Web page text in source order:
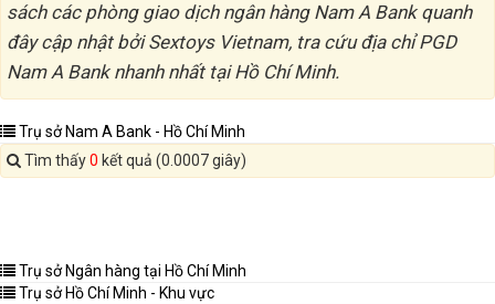
sách các phòng giao dịch ngân hàng Nam A Bank quanh
đây cập nhật bởi Sextoys Vietnam, tra cứu địa chỉ PGD
Nam A Bank nhanh nhất tại Hồ Chí Minh.
Trụ sở Nam A Bank - Hồ Chí Minh
Tìm thấy0 kết quả (0.0007 giây)
Trụ sở Ngân hàng tại Hồ Chí Minh
Trụ sở Hồ Chí Minh - Khu vực